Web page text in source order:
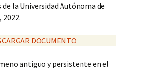
la Universidad Autónoma de
2022.
DOCUMENTO
antiguo y persistente en el